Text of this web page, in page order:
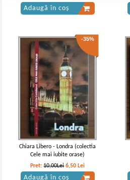
Adaugă în coș
-35%
Chiara Libero - Londra (colectia
Cele mai iubite orase)
Pret:10,00Lei 6,50 Lei
Adaugă în coș